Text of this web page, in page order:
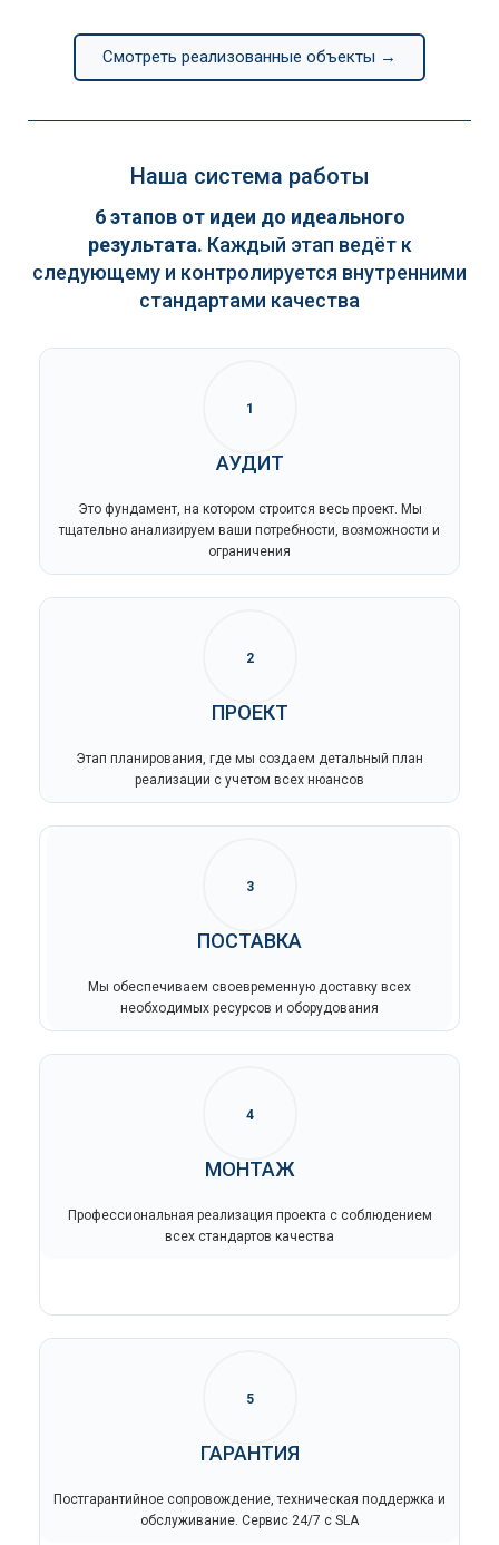
Смотреть реализованные объекты →
Наша система работы
6 этапов от идеи до идеального
результата. Каждый этап ведёт к
следующему и контролируется внутренними
стандартами качества
1
АУДИТ
Это фундамент, на котором строится весь проект. Мы
тщательно анализируем ваши потребности, возможности и
ограничения
2
ПРОЕКТ
Этап планирования, где мы создаем детальный план
реализации с учетом всех нюансов
3
ПОСТАВКА
Мы обеспечиваем своевременную доставку всех
необходимых ресурсов и оборудования
4
МОНТАЖ
Профессиональная реализация проекта с соблюдением
всех стандартов качества
5
ГАРАНТИЯ
Постгарантийное сопровождение, техническая поддержка и
обслуживание. Сервис 24/7 с SLA